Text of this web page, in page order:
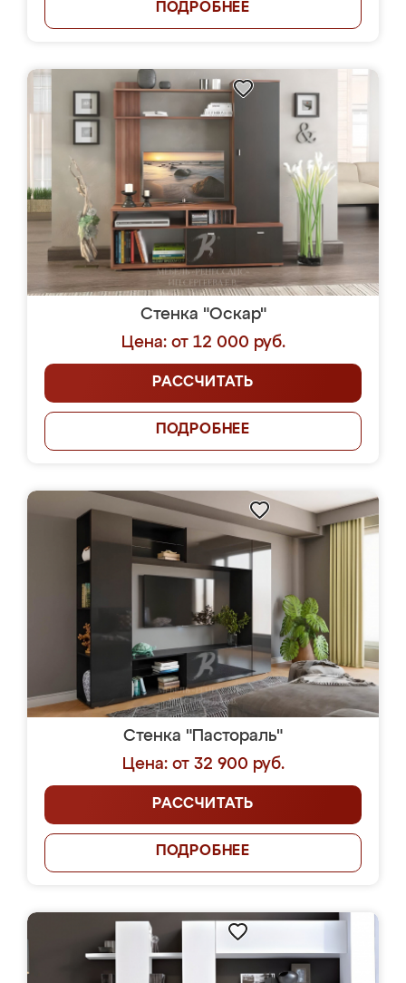
ПОДРОБНЕЕ
Стенка "Оскар"
Цена: от 12 000 руб.
РАССЧИТАТЬ
ПОДРОБНЕЕ
Стенка "Пастораль"
Цена: от 32 900 руб.
РАССЧИТАТЬ
ПОДРОБНЕЕ